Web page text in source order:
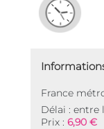
France
Délai : entre
Prix : 6,90 €